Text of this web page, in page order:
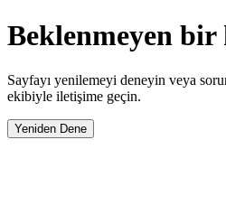
Beklenmeyen bir
Sayfayı yenilemeyi deneyin veya
ekibiyle iletişime geçin.
Yeniden Dene